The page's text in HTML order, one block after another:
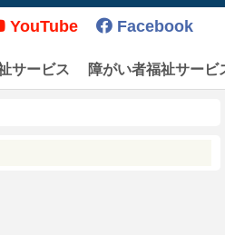
YouTube Facebook
サービス 障がい者福祉サービ